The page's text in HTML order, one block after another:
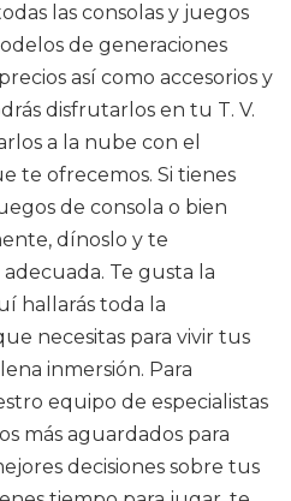
las consolas y juegos
de generaciones
así como accesorios y
disfrutarlos en tu T. V.
a la nube con el
te ofrecemos. Si tienes
de consola o bien
dínoslo y te
Te gusta la
hallarás toda la
necesitas para vivir tus
inmersión. Para
equipo de especialistas
más aguardados para
decisiones sobre tus